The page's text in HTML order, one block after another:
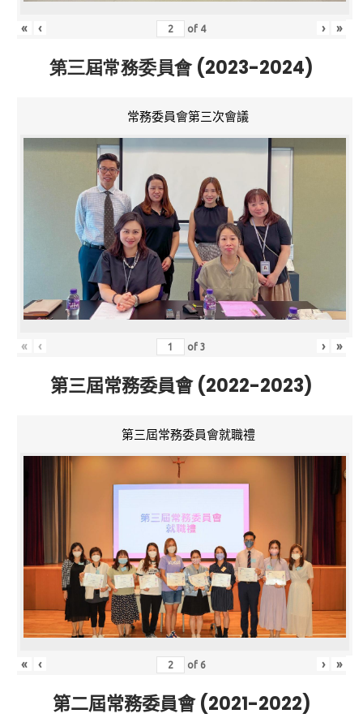
« ‹ of 4 › »
第三屆常務委員會 (2023-2024)
常務委員會第三次會議
« ‹ of3 › »
第三屆常務委員會 (2022-2023)
第三屆常務委員會就職禮
« ‹ of 6 › »
第二屆常務委員會 (2021-2022)